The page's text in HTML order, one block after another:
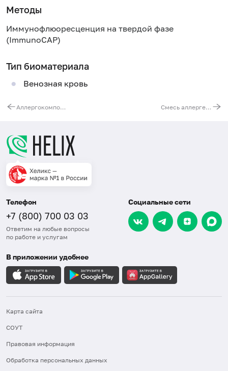
Методы
Иммунофлюоресценция на твердой фазе
(ImmunoCAP)
Тип биоматериала
Венозная кровь
Аллергокомпонент g212 - тимофеевка луговая rPhl p 12 профилин, IgE (ImmunoCAP) Смесь аллергенов злаковых трав gx3 (ImmunoCAP), IgE: колосок душистый, плевел, тимофеевка луговая, рожь посевная, бухарник пушистый
Телефон
+7 (800) 700 03 03
Ответим на любые вопросы
по работе и услугам
Социальные сети
В приложении удобнее
Карта сайта
СОУТ
Правовая информация
Обработка персональных данных